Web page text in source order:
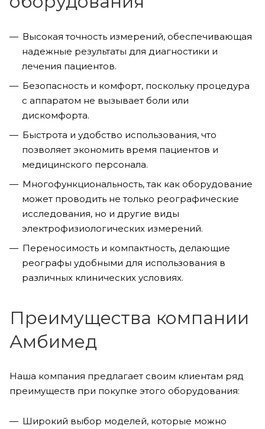
Высокая точность измерений, обеспечивающая
надежные результаты для диагностики и
лечения пациентов.
Безопасность и комфорт, поскольку процедура
с аппаратом не вызывает боли или
дискомфорта.
Быстрота и удобство использования, что
позволяет экономить время пациентов и
медицинского персонала.
Многофункциональность, так как оборудование
может проводить не только реографические
исследования, но и другие виды
электрофизиологических измерений.
Переносимость и компактность, делающие
реографы удобными для использования в
различных клинических условиях.
Преимущества компании
Амбимед
Наша компания предлагает своим клиентам ряд
преимуществ при покупке этого оборудования:
Широкий выбор моделей, которые можно